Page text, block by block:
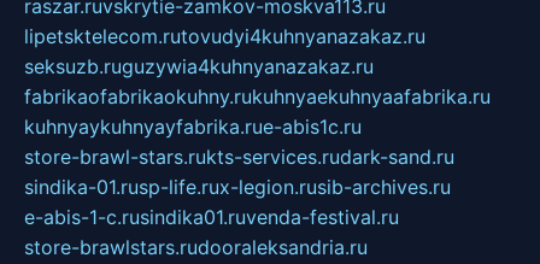
raszar.ruvskrytie-zamkov-moskva113.ru
lipetsktelecom.rutovudyi4kuhnyanazakaz.ru
seksuzb.ruguzywia4kuhnyanazakaz.ru
fabrikaofabrikaokuhny.rukuhnyaekuhnyaafabrika.ru
kuhnyaykuhnyayfabrika.rue-abis1c.ru
store-brawl-stars.rukts-services.rudark-sand.ru
sindika-01.rusp-life.rux-legion.rusib-archives.ru
e-abis-1-c.rusindika01.ruvenda-festival.ru
store-brawlstars.rudooraleksandria.ru